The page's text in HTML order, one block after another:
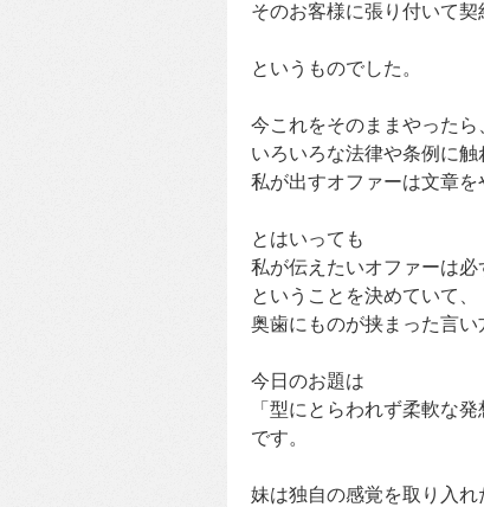
そのお客様に張り付いて契
というものでした。
今これをそのままやったら
いろいろな法律や条例に触
私が出すオファーは文章を
とはいっても
私が伝えたいオファーは必
ということを決めていて、
奥歯にものが挟まった言い
今日のお題は
「型にとらわれず柔軟な
です。
妹は独自の感覚を取り入れ